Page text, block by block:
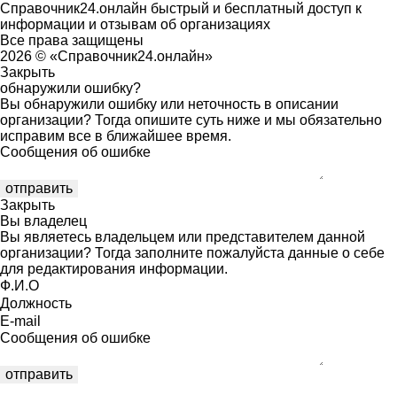
Справочник24.онлайн быстрый и бесплатный доступ к
информации и отзывам об организациях
Все права защищены
2026 © «Справочник24.онлайн»
Закрыть
обнаружили ошибку?
Вы обнаружили ошибку или неточность в описании
организации? Тогда опишите суть ниже и мы обязательно
исправим все в ближайшее время.
Сообщения об ошибке
Закрыть
Вы владелец
Вы являетесь владельцем или представителем данной
организации? Тогда заполните пожалуйста данные о себе
для редактирования информации.
Ф.И.О
Должность
E-mail
Сообщения об ошибке